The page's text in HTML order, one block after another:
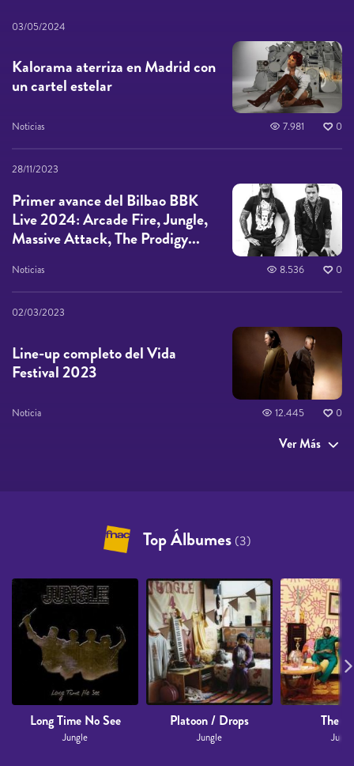
03/05/2024
Kalorama aterriza en Madrid con
un cartel estelar
Noticias 7.981 0
28/11/2023
Primer avance del Bilbao BBK
Live 2024: Arcade Fire, Jungle,
Massive Attack, The Prodigy...
Noticias 8.536 0
02/03/2023
Line-up completo del Vida
Festival 2023
Noticia 12.445 0
Ver Más
Top Álbumes (3)
Long Time No See
Jungle
Platoon / Drops
Jungle
The